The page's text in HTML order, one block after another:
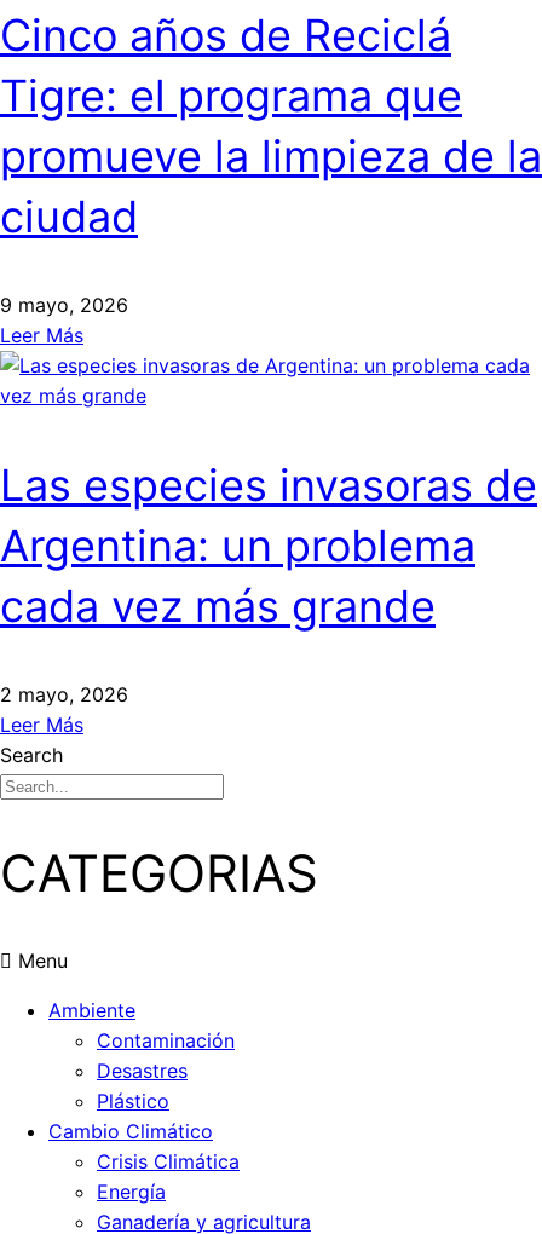
Cinco años de Reciclá
Tigre: el programa que
promueve la limpieza de la
ciudad
9 mayo, 2026
Leer Más
Las especies invasoras de
Argentina: un problema
cada vez más grande
2 mayo, 2026
Leer Más
Search
CATEGORIAS
Menu
Ambiente
Contaminación
Desastres
Plástico
Cambio Climático
Crisis Climática
Energía
Ganadería y agricultura